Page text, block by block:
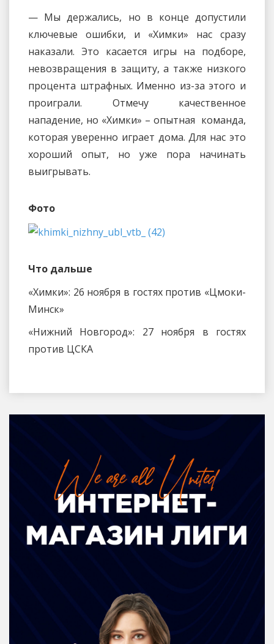
— Мы держались, но в конце допустили
ключевые ошибки, и «Химки» нас сразу
наказали. Это касается игры на подборе,
невозвращения в защиту, а также низкого
процента штрафных. Именно из-за этого и
проиграли. Отмечу качественное
нападение, но «Химки» – опытная команда,
которая уверенно играет дома. Для нас это
хороший опыт, но уже пора начинать
выигрывать.
Фото
Что дальше
«Химки»: 26 ноября в гостях против «Цмоки-
Минск»
«Нижний Новгород»: 27 ноября в гостях
против ЦСКА